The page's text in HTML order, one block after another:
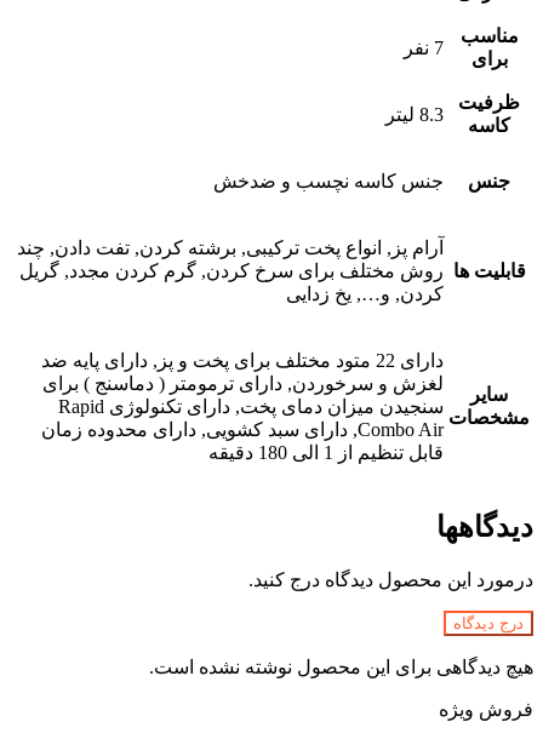
مناسب
برای
7 نفر
ظرفیت
کاسه
8.3 لیتر
جنس جنس کاسه نچسب و ضدخش
قابلیت ها
آرام پز, انواع پخت ترکیبی, برشته کردن, تفت دادن, چند
روش مختلف برای سرخ کردن, گرم کردن مجدد, گریل
کردن, و…, یخ زدایی
سایر
مشخصات
دارای 22 متود مختلف برای پخت و پز, دارای پایه ضد
لغزش و سرخوردن, دارای ترمومتر ( دماسنج ) برای
سنجیدن میزان دمای پخت, دارای تکنولوژی Rapid
Combo Air, دارای سبد کشویی, دارای محدوده زمان
قابل تنظیم از 1 الی 180 دقیقه
دیدگاهها
درمورد این محصول دیدگاه درج کنید.
درج دیدگاه
هیچ دیدگاهی برای این محصول نوشته نشده است.
فروش ویژه